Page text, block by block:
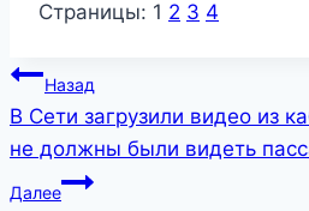
Страницы: 1 2 3 4
Навигация
по
записям
Назад
В Сети загрузили видео из
не должны были видеть
Далее